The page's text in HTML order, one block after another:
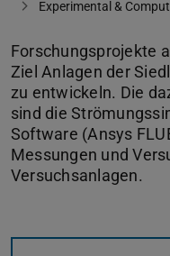
Experimental &
Forschungsprojekte
Ziel Anlagen der
zu entwickeln. Die
sind die
Software (Ansys
Messungen und
Versuchsanlagen.